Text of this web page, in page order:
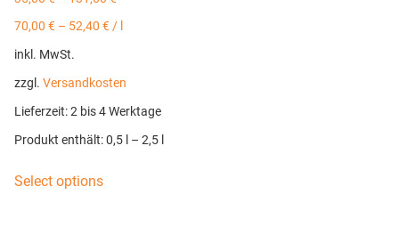
70,00 € – 52,40 €/
inkl. MwSt.
zzgl. Versandkosten
Lieferzeit:2 bis 4 Werktage
Produkt enthält: 0,5 – 2,5
Select options